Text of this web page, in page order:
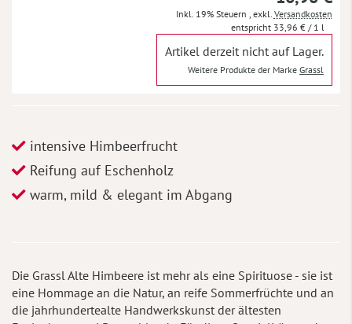
Inkl. 19% Steuern exkl. Versandkosten
33,96 € / 1 l
Artikel derzeit nicht auf Lager.
Weitere Produkte der Marke Grassl
intensive Himbeerfrucht
Reifung auf Eschenholz
warm, mild & elegant im Abgang
Die Grassl Alte Himbeere ist mehr als eine Spirituose - sie ist
eine Hommage an die Natur, an reife Sommerfrüchte und an
die jahrhundertealte Handwerkskunst der ältesten